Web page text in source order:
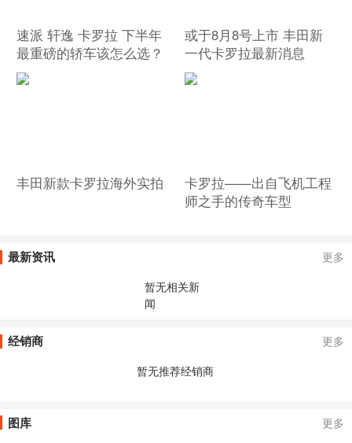
速派 轩逸 卡罗拉 下半年
最重磅的轿车该怎么选？
或于8月8号上市 丰田新
一代卡罗拉最新消息
丰田新款卡罗拉海外实拍
卡罗拉——出自飞机工程
师之手的传奇车型
最新资讯
更多
暂无相关新
闻
经销商
更多
暂无推荐经销商
图库
更多